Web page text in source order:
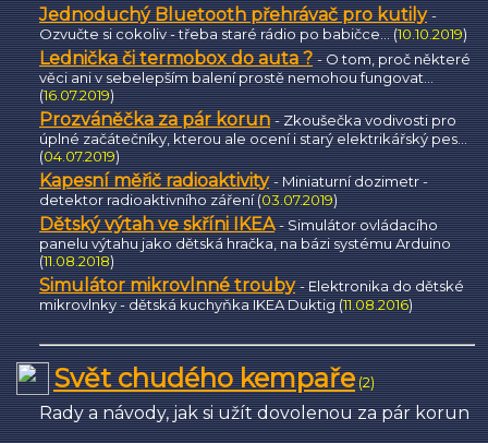
Jednoduchý Bluetooth přehrávač pro kutily -
Ozvučte si cokoliv - třeba staré rádio po babičce... (10.10.2019)
Lednička či termobox do auta ? - O tom, proč některé
věci ani v sebelepším balení prostě nemohou fungovat...
(16.07.2019)
Prozváněčka za pár korun - Zkoušečka vodivosti pro
úplné začátečníky, kterou ale ocení i starý elektrikářský pes...
(04.07.2019)
Kapesní měřič radioaktivity - Miniaturní dozimetr -
detektor radioaktivního záření (03.07.2019)
Dětský výtah ve skříni IKEA - Simulátor ovládacího
panelu výtahu jako dětská hračka, na bázi systému Arduino
(11.08.2018)
Simulátor mikrovlnné trouby - Elektronika do dětské
mikrovlnky - dětská kuchyňka IKEA Duktig (11.08.2016)
Svět chudého kempaře(2)
Rady a návody, jak si užít dovolenou za pár korun